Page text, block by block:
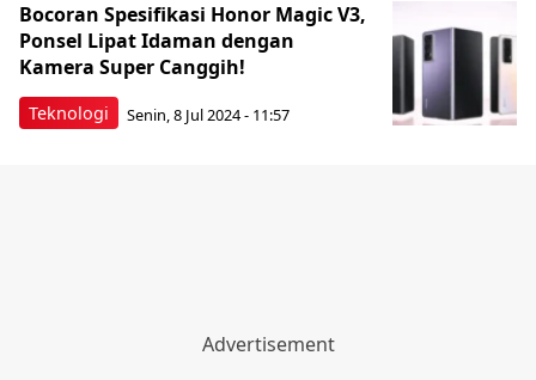
Teknologi
Bocoran Spesifikasi Honor Magic V3,
Ponsel Lipat Idaman dengan
Kamera Super Canggih!
Senin, 8 Jul 2024 - 11:57